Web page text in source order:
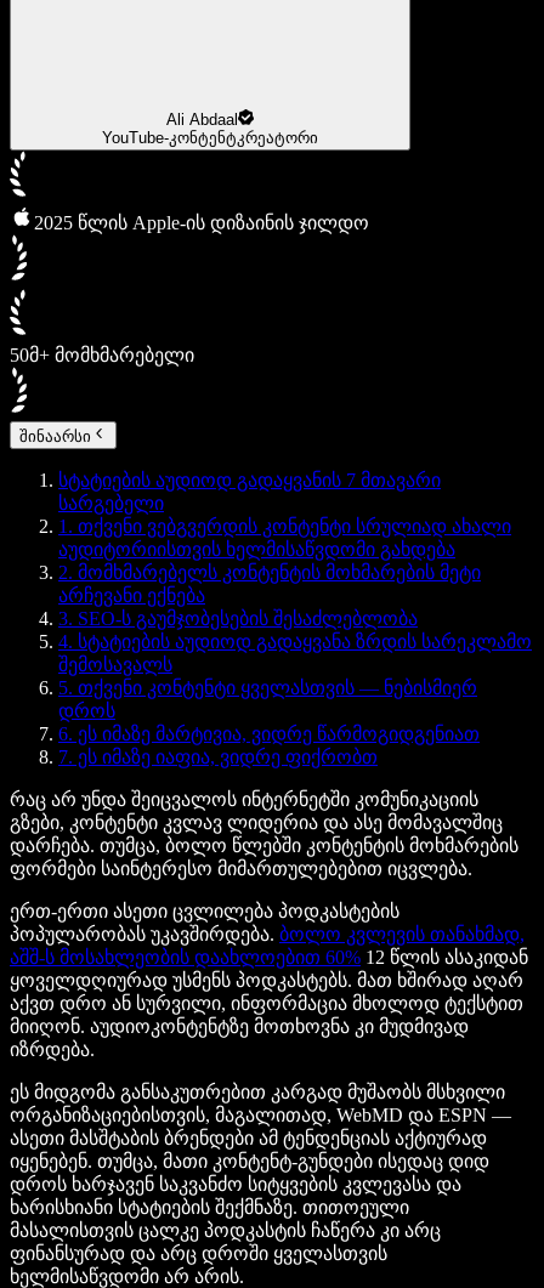
Ali Abdaal
YouTube-კონტენტკრეატორი
2025 წლის Apple-ის დიზაინის ჯილდო
50მ+ მომხმარებელი
შინაარსი
სტატიების აუდიოდ გადაყვანის 7 მთავარი
სარგებელი
1. თქვენი ვებგვერდის კონტენტი სრულიად ახალი
აუდიტორიისთვის ხელმისაწვდომი გახდება
2. მომხმარებელს კონტენტის მოხმარების მეტი
არჩევანი ექნება
3. SEO-ს გაუმჯობესების შესაძლებლობა
4. სტატიების აუდიოდ გადაყვანა ზრდის სარეკლამო
შემოსავალს
5. თქვენი კონტენტი ყველასთვის — ნებისმიერ
დროს
6. ეს იმაზე მარტივია, ვიდრე წარმოგიდგენიათ
7. ეს იმაზე იაფია, ვიდრე ფიქრობთ
რაც არ უნდა შეიცვალოს ინტერნეტში კომუნიკაციის
გზები, კონტენტი კვლავ ლიდერია და ასე მომავალშიც
დარჩება. თუმცა, ბოლო წლებში კონტენტის მოხმარების
ფორმები საინტერესო მიმართულებებით იცვლება.
ერთ-ერთი ასეთი ცვლილება პოდკასტების
პოპულარობას უკავშირდება. ბოლო კვლევის თანახმად,
აშშ-ს მოსახლეობის დაახლოებით 60% 12 წლის ასაკიდან
ყოველდღიურად უსმენს პოდკასტებს. მათ ხშირად აღარ
აქვთ დრო ან სურვილი, ინფორმაცია მხოლოდ ტექსტით
მიიღონ. აუდიოკონტენტზე მოთხოვნა კი მუდმივად
იზრდება.
ეს მიდგომა განსაკუთრებით კარგად მუშაობს მსხვილი
ორგანიზაციებისთვის, მაგალითად, WebMD და ESPN —
ასეთი მასშტაბის ბრენდები ამ ტენდენციას აქტიურად
იყენებენ. თუმცა, მათი კონტენტ-გუნდები ისედაც დიდ
დროს ხარჯავენ საკვანძო სიტყვების კვლევასა და
ხარისხიანი სტატიების შექმნაზე. თითოეული
მასალისთვის ცალკე პოდკასტის ჩაწერა კი არც
ფინანსურად და არც დროში ყველასთვის
ხელმისაწვდომი არ არის.